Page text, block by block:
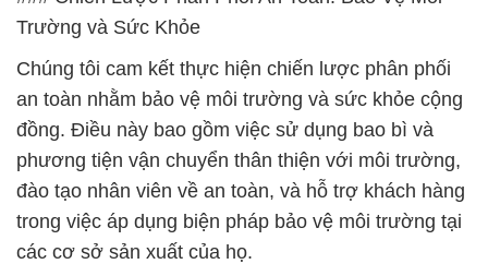
Trường và Sức Khỏe
Chúng tôi cam kết thực hiện chiến lược phân phối
an toàn nhằm bảo vệ môi trường và sức khỏe cộng
đồng. Điều này bao gồm việc sử dụng bao bì và
phương tiện vận chuyển thân thiện với môi trường,
đào tạo nhân viên về an toàn, và hỗ trợ khách hàng
trong việc áp dụng biện pháp bảo vệ môi trường tại
các cơ sở sản xuất của họ.